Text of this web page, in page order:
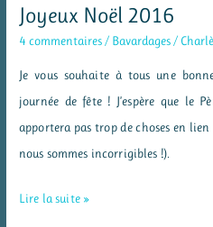
Joyeux Noël 2016
4 commentaires/ Bavardages/
Je vous souhaite à tous une
journée de fête ! J’espère que le
apportera pas trop de choses en
nous sommes incorrigibles !).
Joyeux
Lire la suite »